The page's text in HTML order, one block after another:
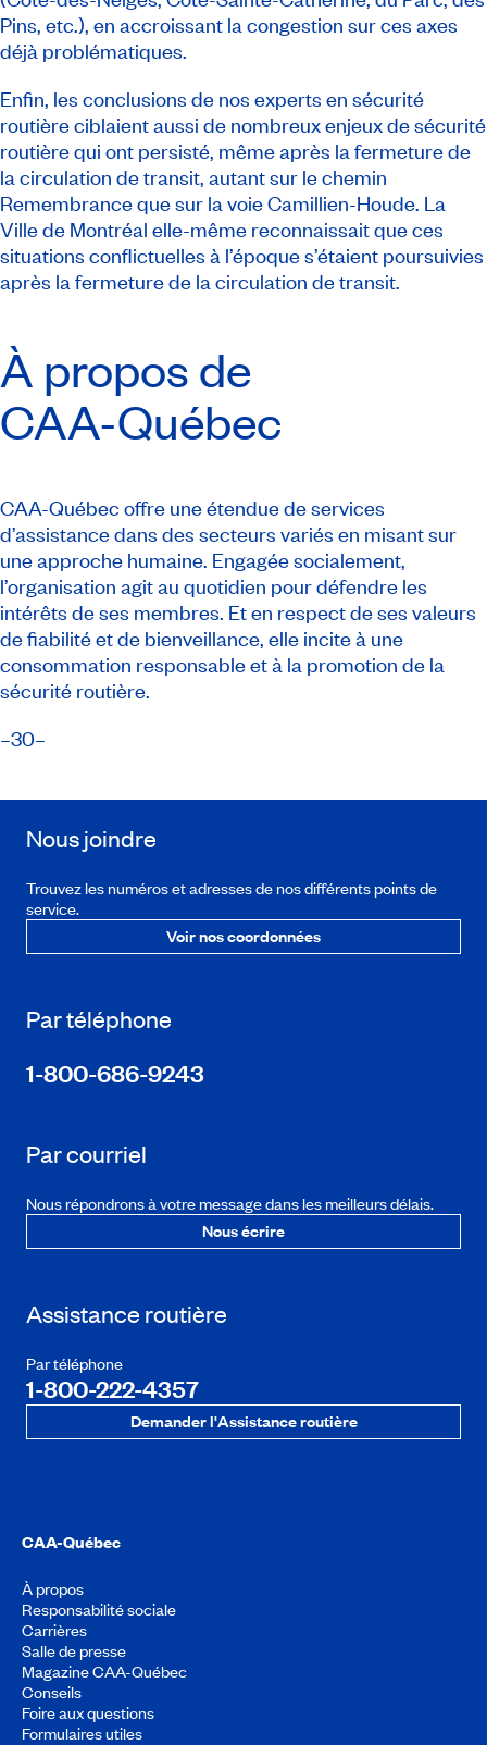
Pins, etc.), en accroissant la congestion sur ces axes
déjà problématiques.
Enfin, les conclusions de nos experts en sécurité
routière ciblaient aussi de nombreux enjeux de sécurité
routière qui ont persisté, même après la fermeture de
la circulation de transit, autant sur le chemin
Remembrance que sur la voie Camillien-Houde. La
Ville de Montréal elle-même reconnaissait que ces
situations conflictuelles à l’époque s’étaient poursuivies
après la fermeture de la circulation de transit.
À propos de
CAA-Québec
CAA-Québec offre une étendue de services
d’assistance dans des secteurs variés en misant sur
une approche humaine. Engagée socialement,
l’organisation agit au quotidien pour défendre les
intérêts de ses membres. Et en respect de ses valeurs
de fiabilité et de bienveillance, elle incite à une
consommation responsable et à la promotion de la
sécurité routière.
–30–
Nous joindre
Trouvez les numéros et adresses de nos différents points de
service.
Voir nos coordonnées
Par téléphone
1-800-686-9243
Par courriel
Nous répondrons à votre message dans les meilleurs délais.
Nous écrire
Assistance routière
Par téléphone
1-800-222-4357
Demander l'Assistance routière
CAA-Québec
À propos
Responsabilité sociale
Carrières
Salle de presse
Magazine CAA-Québec
Conseils
Foire aux questions
Formulaires utiles